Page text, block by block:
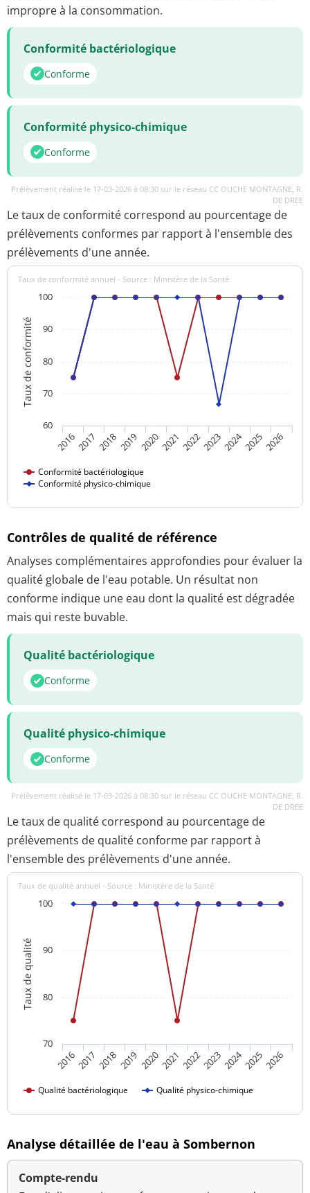
impropre à la consommation.
Conformité bactériologique
Conforme
Conformité physico-chimique
Conforme
Prélèvement réalisé le 17-03-2026 à 08:30 sur le réseau CC OUCHE MONTAGNE, R.
DE DREE
Le taux de conformité correspond au pourcentage de
prélèvements conformes par rapport à l'ensemble des
prélèvements d'une année.
Taux de conformité
Taux de conformité annuel - Source : Ministère de la Santé
Conformité bactériologique
Conformité physico-chimique
20162017 201820192020202120222023202420252026
60
70
80
90
100
Contrôles de qualité de référence
Analyses complémentaires approfondies pour évaluer la
qualité globale de l'eau potable. Un résultat non
conforme indique une eau dont la qualité est dégradée
mais qui reste buvable.
Qualité bactériologique
Conforme
Qualité physico-chimique
Conforme
Prélèvement réalisé le 17-03-2026 à 08:30 sur le réseau CC OUCHE MONTAGNE, R.
DE DREE
Le taux de qualité correspond au pourcentage de
prélèvements de qualité conforme par rapport à
l'ensemble des prélèvements d'une année.
Taux de qualité
Taux de qualité annuel - Source : Ministère de la Santé
Qualité bactériologique Qualité physico-chimique
20162017 201820192020202120222023202420252026
70
80
90
100
Analyse détaillée de l'eau à Sombernon
Compte-rendu